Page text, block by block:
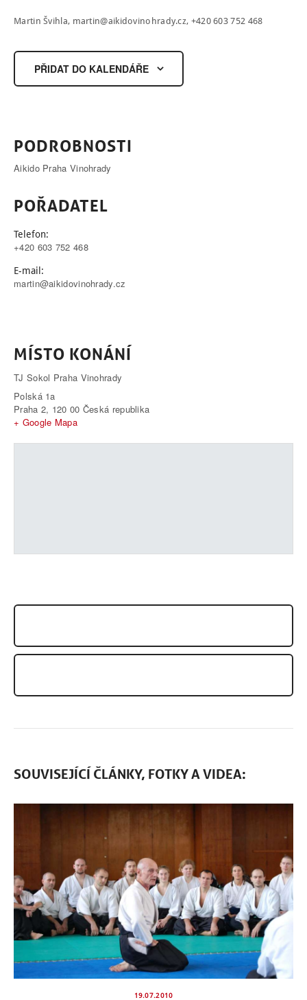
KONTAKT
ENGLISH
Martin Švihla, martin@aikidovinohrady.cz, +420 603 752 468
PŘIDAT DO KALENDÁŘE
PODROBNOSTI
Aikido Praha Vinohrady
POŘADATEL
Telefon:
+420 603 752 468
E-mail:
martin@aikidovinohrady.cz
MÍSTO KONÁNÍ
TJ Sokol Praha Vinohrady
Polská 1a
Praha 2, 120 00 Česká republika
+ Google Mapa
SOUVISEJÍCÍ ČLÁNKY, FOTKY A VIDEA:
19.07.2010